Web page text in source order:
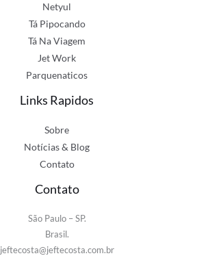
Netyul
Tá Pipocando
Tá Na Viagem
Jet Work
Parquenaticos
Links Rapidos
Sobre
Notícias & Blog
Contato
Contato
São Paulo – SP.
Brasil.
jeftecosta@jeftecosta.com.br